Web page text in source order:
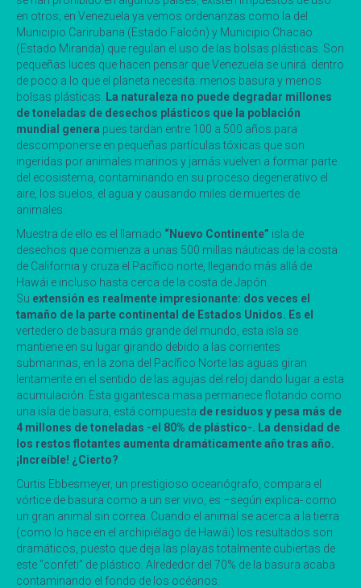
en otros; en Venezuela ya vemos ordenanzas como la del
Municipio Carirubana (Estado Falcón) y Municipio Chacao
(Estado Miranda) que regulan el uso de las bolsas plásticas. Son
pequeñas luces que hacen pensar que Venezuela se unirá dentro
de poco a lo que el planeta necesita: menos basura y menos
bolsas plásticas. La naturaleza no puede degradar millones
de toneladas de desechos plásticos que la población
mundial genera pues tardan entre 100 a 500 años para
descomponerse en pequeñas partículas tóxicas que son
ingeridas por animales marinos y jamás vuelven a formar parte
del ecosistema, contaminando en su proceso degenerativo el
aire, los suelos, el agua y causando miles de muertes de
animales.
Muestra de ello es el llamado “Nuevo Continente” isla de
desechos que comienza a unas 500 millas náuticas de la costa
de California y cruza el Pacífico norte, llegando más allá de
Hawái e incluso hasta cerca de la costa de Japón.
Su extensión es realmente impresionante: dos veces el
tamaño de la parte continental de Estados Unidos. Es el
vertedero de basura más grande del mundo, esta isla se
mantiene en su lugar girando debido a las corrientes
submarinas, en la zona del Pacífico Norte las aguas giran
lentamente en el sentido de las agujas del reloj dando lugar a esta
acumulación. Esta gigantesca masa permanece flotando como
una isla de basura, está compuesta de residuos y pesa más de
4 millones de toneladas -el 80% de plástico-. La densidad de
los restos flotantes aumenta dramáticamente año tras año.
¡ Increíble! ¿Cierto?
Curtis Ebbesmeyer, un prestigioso oceanógrafo, compara el
vórtice de basura como a un ser vivo, es –según explica- como
un gran animal sin correa. Cuando el animal se acerca a la tierra
(como lo hace en el archipiélago de Hawái) los resultados son
dramáticos, puesto que deja las playas totalmente cubiertas de
este “confeti” de plástico. Alrededor del 70% de la basura acaba
contaminando el fondo de los océanos.